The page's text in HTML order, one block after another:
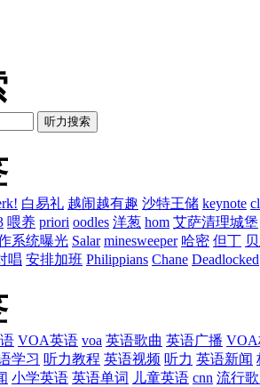
听力搜索
白易礼 越闹越有趣 沙特王储 keynote
喂养 priori oodles 洋葱 hom 艾萨清理城堡
系统曝光 Salar minesweeper 哈密 但丁
唱 安排加班 Philippians Chane Deadlocked
VOA英语 voa 英语歌曲 英语广播 VOA
学习 听力教程 英语视频 听力 英语新闻
小学英语 英语单词 儿童英语 cnn 流行